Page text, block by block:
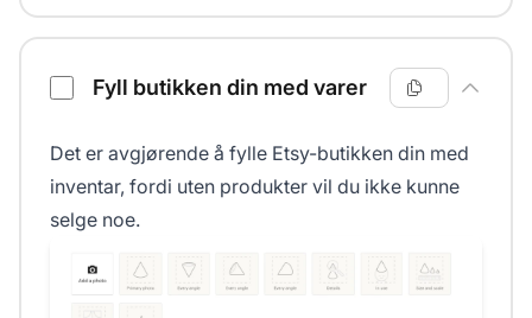
Fyll butikken din med varer
Det er avgjørende å fylle Etsy-butikken din med
inventar, fordi uten produkter vil du ikke kunne
selge noe.